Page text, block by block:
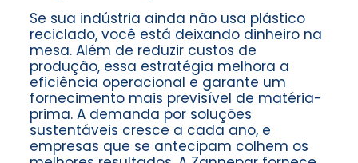
Se sua indústria ainda não usa plástico
reciclado, você está deixando dinheiro na
mesa. Além de reduzir custos de
produção, essa estratégia melhora a
eficiência operacional e garante um
fornecimento mais previsível de matéria-
prima. A demanda por soluções
sustentáveis cresce a cada ano, e
empresas que se antecipam colhem os